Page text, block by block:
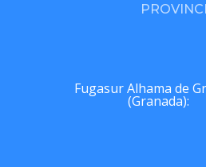
Fugasur Alhama de
(Granada):